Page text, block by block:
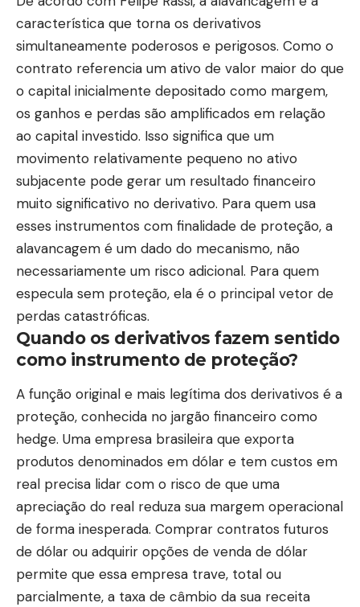
característica que torna os derivativos
simultaneamente poderosos e perigosos. Como o
contrato referencia um ativo de valor maior do que
o capital inicialmente depositado como margem,
os ganhos e perdas são amplificados em relação
ao capital investido. Isso significa que um
movimento relativamente pequeno no ativo
subjacente pode gerar um resultado financeiro
muito significativo no derivativo. Para quem usa
esses instrumentos com finalidade de proteção, a
alavancagem é um dado do mecanismo, não
necessariamente um risco adicional. Para quem
especula sem proteção, ela é o principal vetor de
perdas catastróficas.
Quando os derivativos fazem sentido
como instrumento de proteção?
A função original e mais legítima dos derivativos é a
proteção, conhecida no jargão financeiro como
hedge. Uma empresa brasileira que exporta
produtos denominados em dólar e tem custos em
real precisa lidar com o risco de que uma
apreciação do real reduza sua margem operacional
de forma inesperada. Comprar contratos futuros
de dólar ou adquirir opções de venda de dólar
permite que essa empresa trave, total ou
parcialmente, a taxa de câmbio da sua receita